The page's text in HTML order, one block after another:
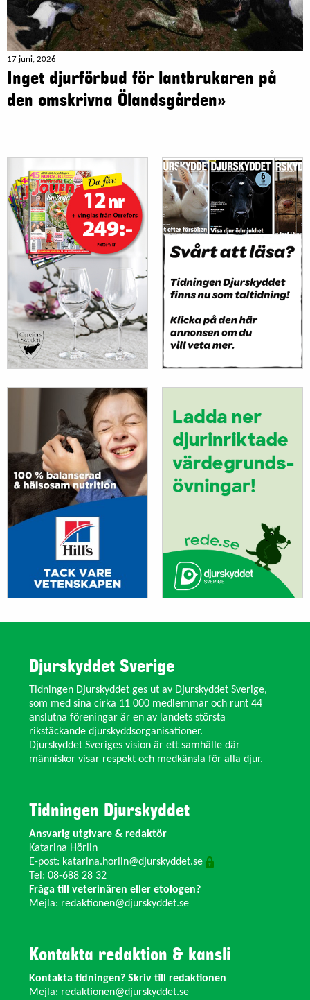
17 juni, 2026
Inget djurförbud för lantbrukaren på
den omskrivna Ölandsgården»
Djurskyddet Sverige
Tidningen Djurskyddet ges ut av Djurskyddet Sverige,
som med sina cirka 11 000 medlemmar och runt 44
anslutna föreningar är en av landets största
rikstäckande djurskyddsorganisationer.
Djurskyddet Sveriges vision är ett samhälle där
människor visar respekt och medkänsla för alla djur.
Tidningen Djurskyddet
Ansvarig utgivare & redaktör
Katarina Hörlin
E-post: katarina.horlin@djurskyddet.se
Tel: 08-688 28 32
Fråga till veterinären eller etologen?
Mejla: redaktionen@djurskyddet.se
Kontakta redaktion & kansli
Kontakta tidningen? Skriv till redaktionen
Mejla: redaktionen@djurskyddet.se